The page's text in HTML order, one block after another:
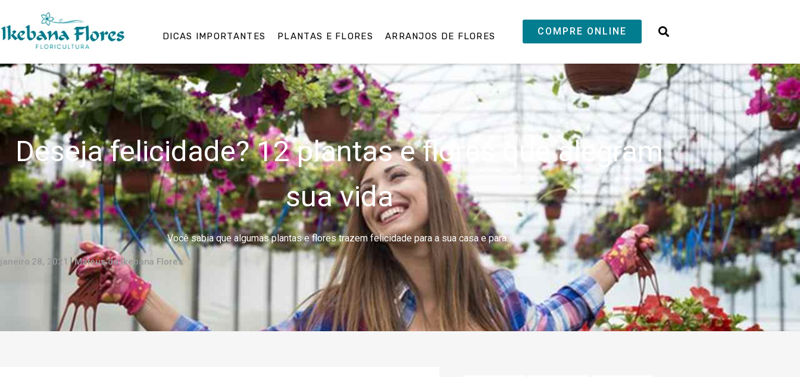
DICAS IMPORTANTES PLANTAS E FLORES ARRANJOS DE FLORES COMPRE ONLINE
Deseja felicidade? 12 plantas e flores que alegram
sua vida
Você sabia que algumas plantas e flores trazem felicidade para a sua casa e para...
janeiro 28, 2021 Mateus da Ikebana Flores